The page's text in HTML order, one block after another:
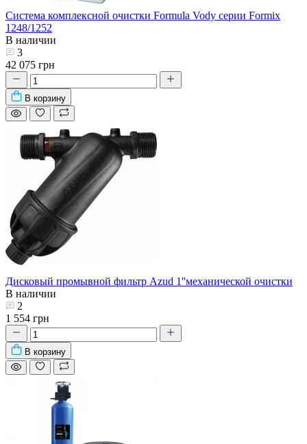
Система комплексной очистки Formula Vody серии Formix
1248/1252
В наличии
3
42 075 грн
В корзину
Дисковый промывной фильтр Azud 1''механической очистки
В наличии
2
1 554 грн
В корзину